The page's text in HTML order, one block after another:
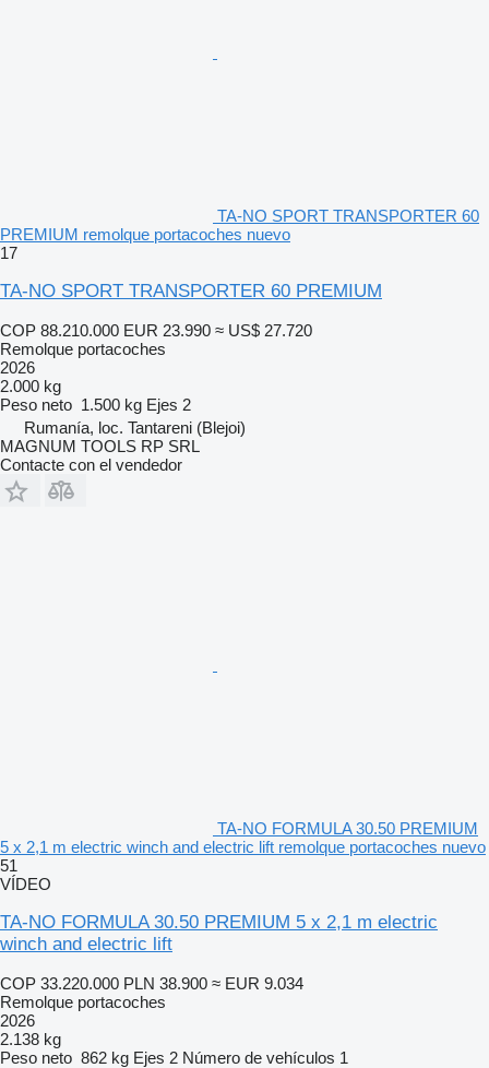
TA-NO SPORT TRANSPORTER 60
PREMIUM remolque portacoches nuevo
17
TA-NO SPORT TRANSPORTER 60 PREMIUM
COP 88.210.000 EUR 23.990 ≈ US$ 27.720
Remolque portacoches
2026
2.000 kg
Peso neto 1.500 kg Ejes 2
Rumanía, loc. Tantareni (Blejoi)
MAGNUM TOOLS RP SRL
Contacte con el vendedor
TA-NO FORMULA 30.50 PREMIUM
5 x 2,1 m electric winch and electric lift remolque portacoches nuevo
51
VÍDEO
TA-NO FORMULA 30.50 PREMIUM 5 x 2,1 m electric
winch and electric lift
COP 33.220.000 PLN 38.900 ≈ EUR 9.034
Remolque portacoches
2026
2.138 kg
Peso neto 862 kg Ejes 2 Número de vehículos 1